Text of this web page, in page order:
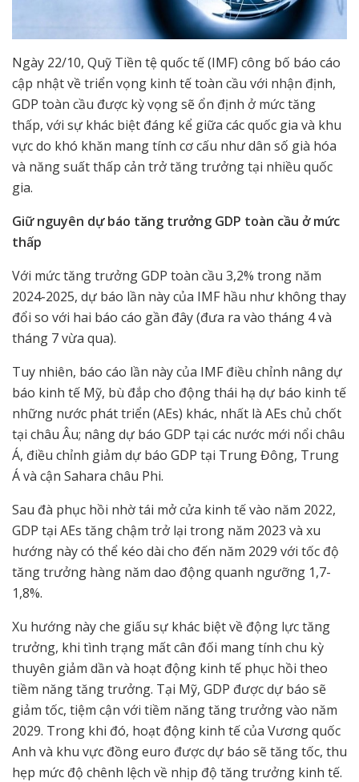
Ngày 22/10, Quỹ Tiền tệ quốc tế (IMF) công bố báo cáo
cập nhật về triển vọng kinh tế toàn cầu với nhận định,
GDP toàn cầu được kỳ vọng sẽ ổn định ở mức tăng
thấp, với sự khác biệt đáng kể giữa các quốc gia và khu
vực do khó khăn mang tính cơ cấu như dân số già hóa
và năng suất thấp cản trở tăng trưởng tại nhiều quốc
gia.
Giữ nguyên dự báo tăng trưởng GDP toàn cầu ở mức
thấp
Với mức tăng trưởng GDP toàn cầu 3,2% trong năm
2024-2025, dự báo lần này của IMF hầu như không thay
đổi so với hai báo cáo gần đây (đưa ra vào tháng 4 và
tháng 7 vừa qua).
Tuy nhiên, báo cáo lần này của IMF điều chỉnh nâng dự
báo kinh tế Mỹ, bù đắp cho động thái hạ dự báo kinh tế
những nước phát triển (AEs) khác, nhất là AEs chủ chốt
tại châu Âu; nâng dự báo GDP tại các nước mới nổi châu
Á, điều chỉnh giảm dự báo GDP tại Trung Đông, Trung
Á và cận Sahara châu Phi.
Sau đà phục hồi nhờ tái mở cửa kinh tế vào năm 2022,
GDP tại AEs tăng chậm trở lại trong năm 2023 và xu
hướng này có thể kéo dài cho đến năm 2029 với tốc độ
tăng trưởng hàng năm dao động quanh ngưỡng 1,7-
1,8%.
Xu hướng này che giấu sự khác biệt về động lực tăng
trưởng, khi tình trạng mất cân đối mang tính chu kỳ
thuyên giảm dần và hoạt động kinh tế phục hồi theo
tiềm năng tăng trưởng. Tại Mỹ, GDP được dự báo sẽ
giảm tốc, tiệm cận với tiềm năng tăng trưởng vào năm
2029. Trong khi đó, hoạt động kinh tế của Vương quốc
Anh và khu vực đồng euro được dự báo sẽ tăng tốc, thu
hẹp mức độ chênh lệch về nhịp độ tăng trưởng kinh tế.